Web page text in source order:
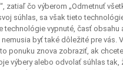
zatiaľ čo výberom „Odmetnuť
súhlas, sa však tieto
technológie vypnuté, časť obsahu
nemusia byť také dôležité pre vás.
ponuku znova zobraziť, ak
výbery alebo odvolať súhlas tak,